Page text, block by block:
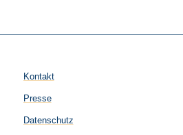
Kontakt
Presse
Datenschutz